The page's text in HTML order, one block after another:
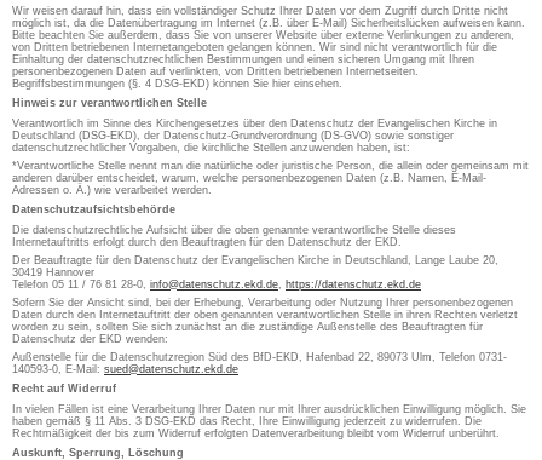
Wir weisen darauf hin, dass ein vollständiger Schutz Ihrer Daten vor dem Zugriff durch Dritte nicht
möglich ist, da die Datenübertragung im Internet (z.B. über E-Mail) Sicherheitslücken aufweisen kann.
Bitte beachten Sie außerdem, dass Sie von unserer Website über externe Verlinkungen zu anderen,
von Dritten betriebenen Internetangeboten gelangen können. Wir sind nicht verantwortlich für die
Einhaltung der datenschutzrechtlichen Bestimmungen und einen sicheren Umgang mit Ihren
personenbezogenen Daten auf verlinkten, von Dritten betriebenen Internetseiten.
Begriffsbestimmungen (§. 4 DSG-EKD) können Sie hier einsehen.
Hinweis zur verantwortlichen Stelle
Verantwortlich im Sinne des Kirchengesetzes über den Datenschutz der Evangelischen Kirche in
Deutschland (DSG-EKD), der Datenschutz-Grundverordnung (DS-GVO) sowie sonstiger
datenschutzrechtlicher Vorgaben, die kirchliche Stellen anzuwenden haben, ist:
*Verantwortliche Stelle nennt man die natürliche oder juristische Person, die allein oder gemeinsam mit
anderen darüber entscheidet, warum, welche personenbezogenen Daten (z.B. Namen, E-Mail-
Adressen o. Ä.) wie verarbeitet werden.
Datenschutzaufsichtsbehörde
Die datenschutzrechtliche Aufsicht über die oben genannte verantwortliche Stelle dieses
Internetauftritts erfolgt durch den Beauftragten für den Datenschutz der EKD.
Der Beauftragte für den Datenschutz der Evangelischen Kirche in Deutschland, Lange Laube 20,
30419 Hannover
Telefon 05 11 / 76 81 28-0, info@datenschutz.ekd.de, https://datenschutz.ekd.de
Sofern Sie der Ansicht sind, bei der Erhebung, Verarbeitung oder Nutzung Ihrer personenbezogenen
Daten durch den Internetauftritt der oben genannten verantwortlichen Stelle in ihren Rechten verletzt
worden zu sein, sollten Sie sich zunächst an die zuständige Außenstelle des Beauftragten für
Datenschutz der EKD wenden:
Außenstelle für die Datenschutzregion Süd des BfD-EKD, Hafenbad 22, 89073 Ulm, Telefon 0731-
140593-0, E-Mail: sued@datenschutz.ekd.de
Recht auf Widerruf
In vielen Fällen ist eine Verarbeitung Ihrer Daten nur mit Ihrer ausdrücklichen Einwilligung möglich. Sie
haben gemäß § 11 Abs. 3 DSG-EKD das Recht, Ihre Einwilligung jederzeit zu widerrufen. Die
Rechtmäßigkeit der bis zum Widerruf erfolgten Datenverarbeitung bleibt vom Widerruf unberührt.
Auskunft, Sperrung, Löschung